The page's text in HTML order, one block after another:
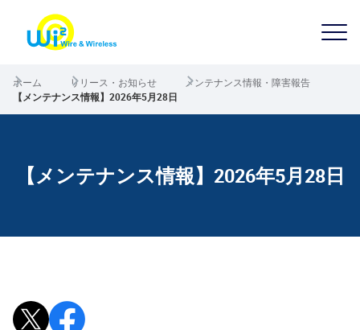
ホーム リリース・お知らせ
メンテナンス情報・障害報告
【メンテナンス情報】2026年5月28日
【メンテナンス情報】2026年5月28日
Xで投稿Facebookでシェア